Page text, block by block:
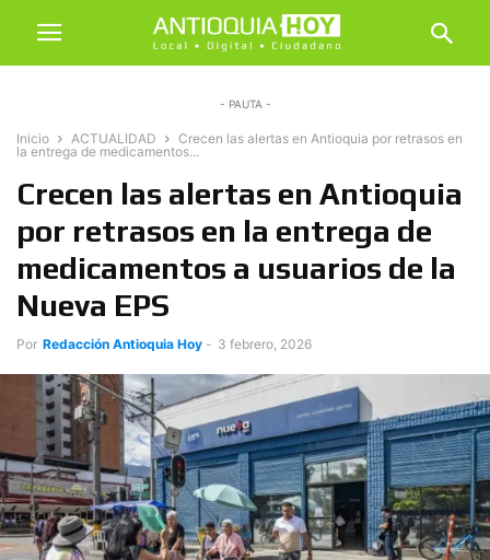
- PAUTA -
Inicio ACTUALIDAD
Crecen las alertas en Antioquia por retrasos en
la entrega de medicamentos...
Crecen las alertas en Antioquia
por retrasos en la entrega de
medicamentos a usuarios de la
Nueva EPS
Por Redacción Antioquia Hoy - 3 febrero, 2026